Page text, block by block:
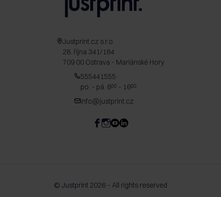
Justprint.cz s.r.o.
28. října 341/184
709 00 Ostrava - Mariánské Hory
555441555
po. - pá. 800 - 1600
info@justprint.cz
© Justprint 2026 – All rights reserved